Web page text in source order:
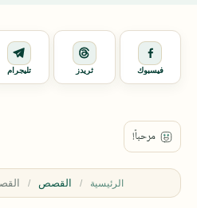
فيسبوك ثريدز تليجرام
الرئيسية القصص